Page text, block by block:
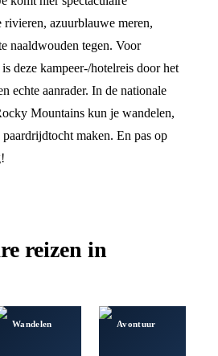
azuurblauwe meren,
naaldwouden tegen. Voor
deze kampeer-/hotelreis door het
echte aanrader. In de nationale
Mountains kun je wandelen,
maken. En pas op
reizen in
Wandelen Avontuur